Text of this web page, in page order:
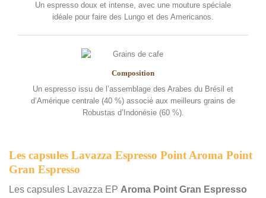
Un espresso doux et intense, avec une mouture spéciale
idéale pour faire des Lungo et des Americanos.
Composition
Un espresso issu de l’assemblage des Arabes du Brésil et
d’Amérique centrale (40 %) associé aux meilleurs grains de
Robustas d’Indonésie (60 %).
Les capsules Lavazza Espresso Point Aroma Point
Gran Espresso
Les capsules Lavazza EP Aroma Point Gran Espresso